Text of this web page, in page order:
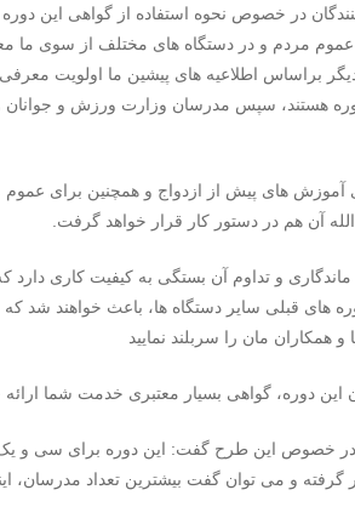
در خصوص نحوه استفاده از گواهی این دوره
عموم مردم و در دستگاه های مختلف از سوی ما
براساس اطلاعیه های پیشین ما اولویت
هستند، سپس مدرسان وزارت ورزش و
آموزش های پیش از ازدواج و همچنین برای
آن هم در دستور کار قرار خواهد گرفت.
و تداوم آن بستگی به کیفیت کاری دارد که
های قبلی سایر دستگاه ها، باعث خواهند شد که
همکاران مان را سربلند نمایید
این دوره، گواهی بسیار معتبری خدمت شما
در خصوص این طرح گفت: این دوره برای سی و
گرفته و می توان گفت بیشترین تعداد مدرسان،